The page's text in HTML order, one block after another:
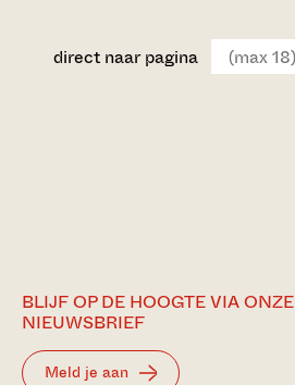
direct naar pagina
BLIJF OP DE HOOGTE VIA ONZE
NIEUWSBRIEF
Meld je aan